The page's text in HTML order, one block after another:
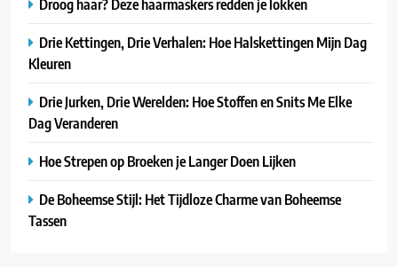
Droog haar? Deze haarmaskers redden je lokken
Drie Kettingen, Drie Verhalen: Hoe Halskettingen Mijn Dag
Kleuren
Drie Jurken, Drie Werelden: Hoe Stoffen en Snits Me Elke
Dag Veranderen
Hoe Strepen op Broeken je Langer Doen Lijken
De Boheemse Stijl: Het Tijdloze Charme van Boheemse
Tassen